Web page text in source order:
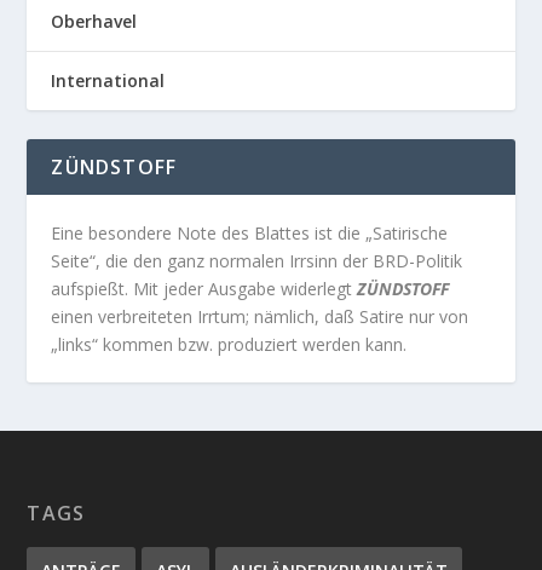
Oberhavel
International
ZÜNDSTOFF
Eine besondere Note des Blattes ist die „Satirische
Seite“, die den ganz normalen Irrsinn der BRD-Politik
aufspießt. Mit jeder Ausgabe widerlegtZÜNDSTOFF
einen verbreiteten Irrtum; nämlich, daß Satire nur von
„links“ kommen bzw. produziert werden kann.
TAGS